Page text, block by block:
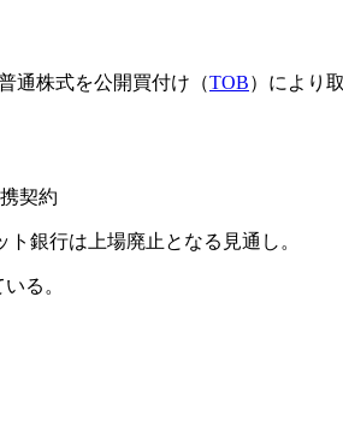
通株式を公開買付け（TOB）により
契約
銀行は上場廃止となる見通し。
る。